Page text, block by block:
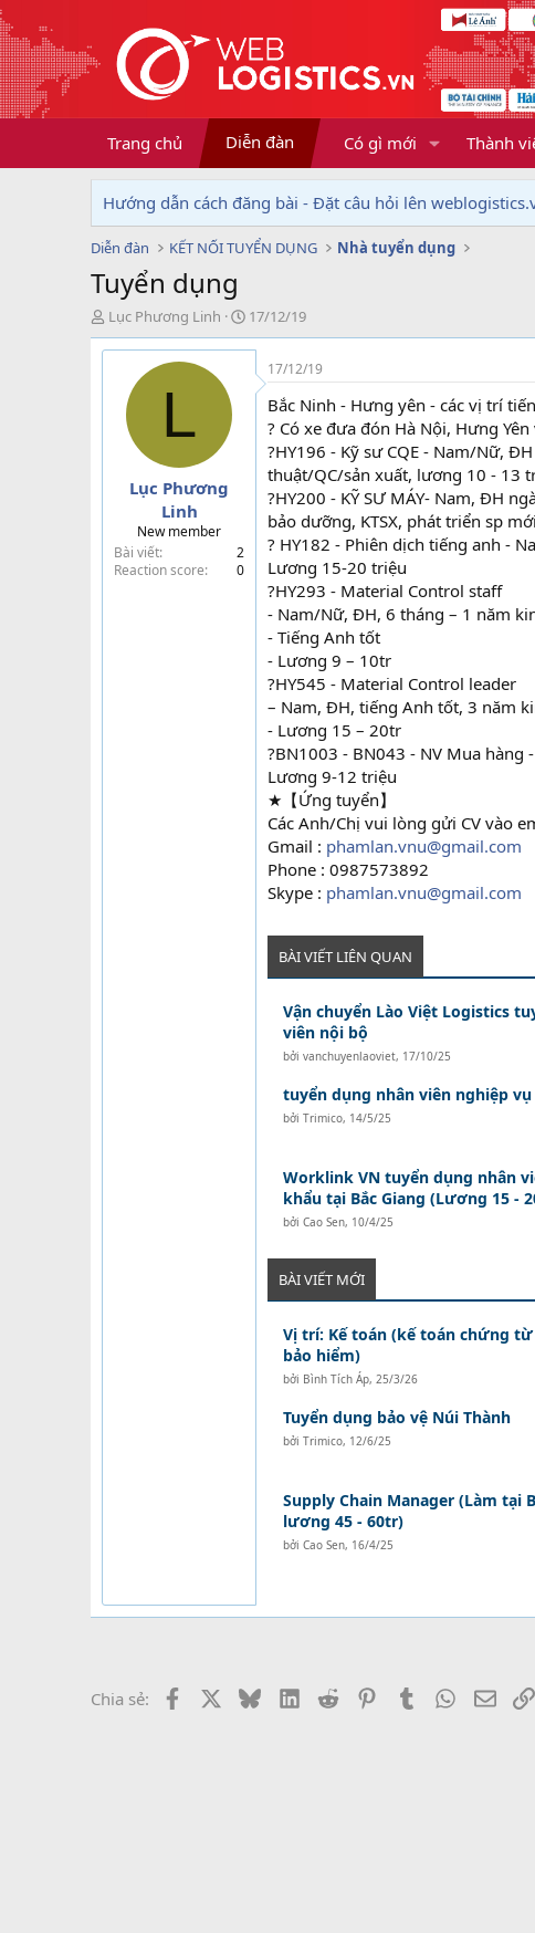
Trang chủ Diễn đàn Có gì mới Thành
Hướng dẫn cách đăng bài - Đặt câu hỏi lên
Diễn đàn KẾT NỐI TUYỂN DỤNG Nhà tuyển dụng
Tuyển dụng
T
h
r
Lục Phương Linh
N
g
à
g
17/12/19
L
Lục Phương
Linh
New member
Bài viết
2
Reaction score
0
17/12/19
Bắc Ninh - Hưng yên - các vị trí
? Có xe đưa đón Hà Nội, Hưng
?HY196 - Kỹ sư CQE - Nam/Nữ,
thuật/QC/sản xuất, lương 10 - 13
?HY200 - KỸ SƯ MÁY- Nam, ĐH
bảo dưỡng, KTSX, phát triển sp
? HY182 - Phiên dịch tiếng anh -
Lương 15-20 triệu
?HY293 - Material Control staff
- Nam/Nữ, ĐH, 6 tháng – 1 năm
- Tiếng Anh tốt
- Lương 9 – 10tr
?HY545 - Material Control leader
– Nam, ĐH, tiếng Anh tốt, 3 năm
- Lương 15 – 20tr
?BN1003 - BN043 - NV Mua
Lương 9-12 triệu
★【Ứng tuyển】
Các Anh/Chị vui lòng gửi CV vào
Gmail : phamlan.vnu@gmail.com
Phone : 0987573892
Skype : phamlan.vnu@gmail.com
BÀI VIẾT LIÊN QUAN
Vận chuyển Lào Việt Logistics
viên nội bộ
bởi vanchuyenlaoviet, 17/10/25
tuyển dụng nhân viên nghiệp vụ
bởi Trimico, 14/5/25
Worklink VN tuyển dụng nhân
khẩu tại Bắc Giang (Lương 15 -
bởi Cao Sen, 10/4/25
BÀI VIẾT MỚI
Vị trí: Kế toán (kế toán chứng
bảo hiểm)
bởi Bình Tích Áp, 25/3/26
Tuyển dụng bảo vệ Núi Thành
bởi Trimico, 12/6/25
Supply Chain Manager (Làm tại
lương 45 - 60tr)
bởi Cao Sen, 16/4/25
Chia sẻ: Facebook BlueskyLinkedIn
Reddit PinterestTumblr WhatsApp
Email